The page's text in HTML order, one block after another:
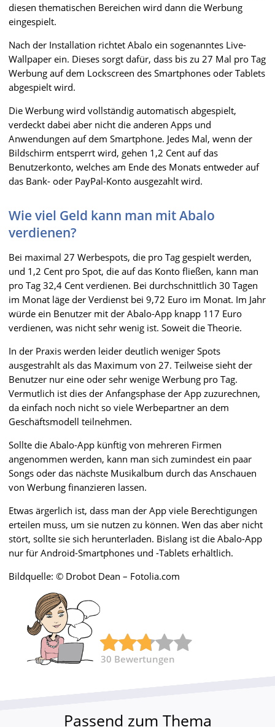
diesen thematischen Bereichen wird dann die Werbung
eingespielt.
Nach der Installation richtet Abalo ein sogenanntes Live-
Wallpaper ein. Dieses sorgt dafür, dass bis zu 27 Mal pro Tag
Werbung auf dem Lockscreen des Smartphones oder Tablets
abgespielt wird.
Die Werbung wird vollständig automatisch abgespielt,
verdeckt dabei aber nicht die anderen Apps und
Anwendungen auf dem Smartphone. Jedes Mal, wenn der
Bildschirm entsperrt wird, gehen 1,2 Cent auf das
Benutzerkonto, welches am Ende des Monats entweder auf
das Bank- oder PayPal-Konto ausgezahlt wird.
Wie viel Geld kann man mit Abalo
verdienen?
Bei maximal 27 Werbespots, die pro Tag gespielt werden,
und 1,2 Cent pro Spot, die auf das Konto fließen, kann man
pro Tag 32,4 Cent verdienen. Bei durchschnittlich 30 Tagen
im Monat läge der Verdienst bei 9,72 Euro im Monat. Im Jahr
würde ein Benutzer mit der Abalo-App knapp 117 Euro
verdienen, was nicht sehr wenig ist. Soweit die Theorie.
In der Praxis werden leider deutlich weniger Spots
ausgestrahlt als das Maximum von 27. Teilweise sieht der
Benutzer nur eine oder sehr wenige Werbung pro Tag.
Vermutlich ist dies der Anfangsphase der App zuzurechnen,
da einfach noch nicht so viele Werbepartner an dem
Geschäftsmodell teilnehmen.
Sollte die Abalo-App künftig von mehreren Firmen
angenommen werden, kann man sich zumindest ein paar
Songs oder das nächste Musikalbum durch das Anschauen
von Werbung finanzieren lassen.
Etwas ärgerlich ist, dass man der App viele Berechtigungen
erteilen muss, um sie nutzen zu können. Wen das aber nicht
stört, sollte sie sich herunterladen. Bislang ist die Abalo-App
nur für Android-Smartphones und -Tablets erhältlich.
Bildquelle: © Drobot Dean – Fotolia.com
30 Bewertungen
Passend zum Thema